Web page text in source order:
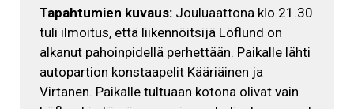
Tapahtumien kuvaus: Jouluaattona klo 21.30
tuli ilmoitus, että liikennöitsijä Löflund on
alkanut pahoinpidellä perhettään. Paikalle lähti
autopartion konstaapelit Kääriäinen ja
Virtanen. Paikalle tultuaan kotona olivat vain